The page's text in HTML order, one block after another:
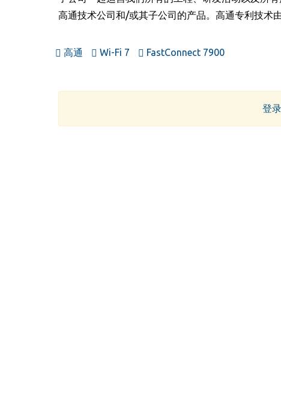
高通技术公司和/或其子公司的产品。高通专利技术
高通 Wi-Fi 7 FastConnect 7900
登录